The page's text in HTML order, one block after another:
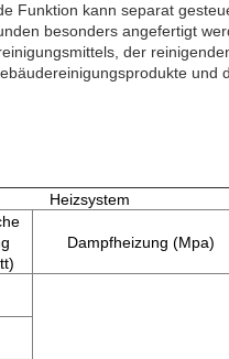
Funktion kann separat
besonders angefertigt
der
und
Heizsystem
Dampfheizung (Mpa)